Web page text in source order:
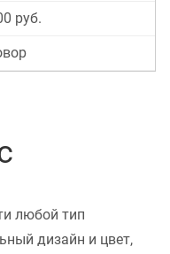
руб.
любой тип
дизайн и цвет,